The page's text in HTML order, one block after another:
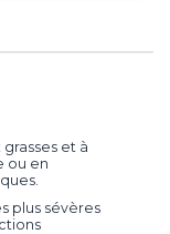
et à
ou en
plus sévères